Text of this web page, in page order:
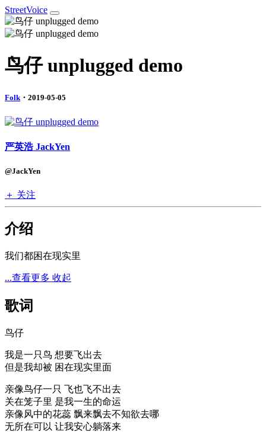
StreetVoice
鸟仔 unplugged demo
Folk ・2019-05-05
严英浩 JackYen
@JackYen
＋ 关注
介绍
我们都困在现实里
...查看更多 收起
歌词
鸟仔
我是一只鸟 想要飞出去
但是我却被 困在现实里面
亲像鸟仔一只 飞也飞不出去
关在笼子里 是我一生的命运
亲像风中的花蕊 飘来飘去不知欲去哪
无所在可以 让我安心躺落来